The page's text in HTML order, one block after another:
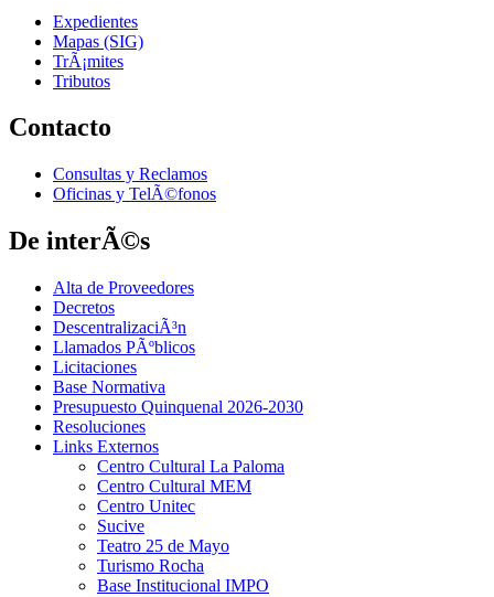
Expedientes
Mapas (SIG)
TrÃ¡mites
Tributos
Contacto
Consultas y Reclamos
Oficinas y TelÃ©fonos
De interÃ©s
Alta de Proveedores
Decretos
DescentralizaciÃ³n
Llamados PÃºblicos
Licitaciones
Base Normativa
Presupuesto Quinquenal 2026-2030
Resoluciones
Links Externos
Centro Cultural La Paloma
Centro Cultural MEM
Centro Unitec
Sucive
Teatro 25 de Mayo
Turismo Rocha
Base Institucional IMPO